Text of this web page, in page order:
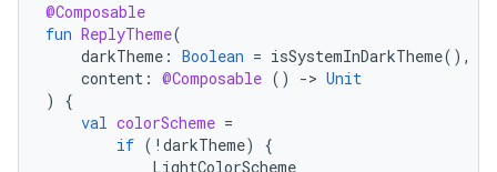
@Composable
fun ReplyTheme(
darkTheme : Boolean = isSystemInDarkTheme(),
content : @Composable () -> Unit
)
{
val colorScheme =
if ( ! darkTheme)
{
LightColorScheme